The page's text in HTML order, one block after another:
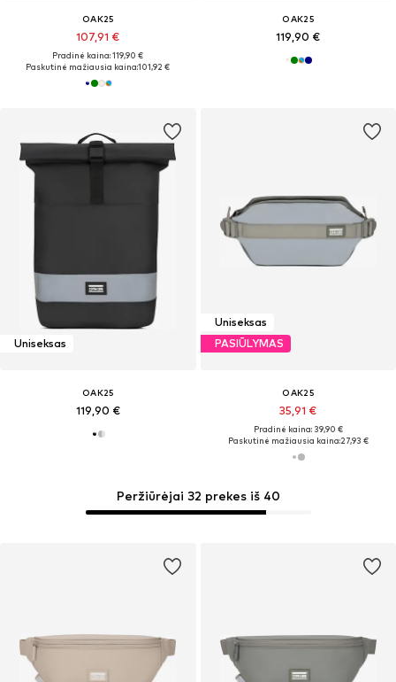
Peržiūrėjai 32 prekes iš 40
OAK25
107,91 €
Pradinė kaina: 119,90 €
Paskutinė mažiausia kaina:101,92 €
OAK25
119,90 €
Uniseksas
OAK25
119,90 €
Uniseksas
PASIŪLYMAS
OAK25
35,91 €
Pradinė kaina: 39,90 €
Paskutinė mažiausia kaina:27,93 €